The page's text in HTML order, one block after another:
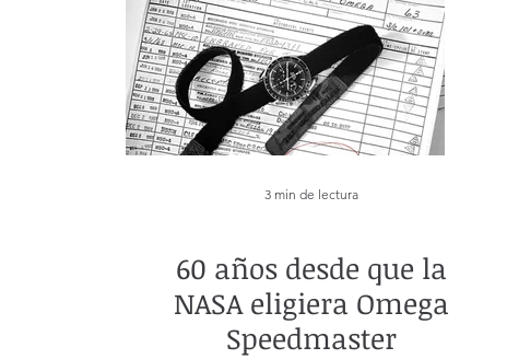
3 min de lectura
60 años desde que la
NASA eligiera Omega
Speedmaster